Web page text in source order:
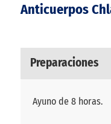
Anticuerpos
Preparaciones
Ayuno de 8 horas.